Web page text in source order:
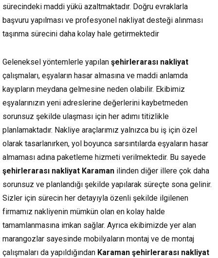
sürecindeki maddi yükü azaltmaktadır. Doğru evraklarla
başvuru yapılması ve profesyonel nakliyat desteği alınması
taşınma sürecini daha kolay hale getirmektedir
Geleneksel yöntemlerle yapılan şehirlerarası nakliyat
çalışmaları, eşyaların hasar almasına ve maddi anlamda
kayıpların meydana gelmesine neden olabilir. Ekibimiz
eşyalarınızın yeni adreslerine değerlerini kaybetmeden
sorunsuz şekilde ulaşması için her adımı titizlikle
planlamaktadır. Nakliye araçlarımız yalnızca bu iş için özel
olarak tasarlanırken, yol boyunca sarsıntılarda eşyaların hasar
almaması adına paketleme hizmeti verilmektedir. Bu sayede
şehirlerarası nakliyat Karaman ilinden diğer illere çok daha
sorunsuz ve planlandığı şekilde yapılarak süreçte sona gelinir.
Sizler için sürecin her detayıyla özenli şekilde ilgilenen
firmamız nakliyenin mümkün olan en kolay halde
tamamlanmasına imkan sağlar. Ayrıca ekibimizde yer alan
marangozlar sayesinde mobilyaların montaj ve de montaj
çalışmaları da yapıldığından Karaman şehirlerarası nakliyat